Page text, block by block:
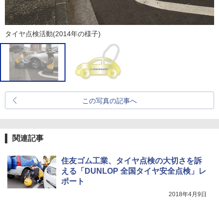
タイヤ点検活動(2014年の様子)
この写真の記事へ
関連記事
住友ゴム工業、タイヤ点検の大切さを訴
える「DUNLOP 全国タイヤ安全点検」レ
ポート
2018年4月9日